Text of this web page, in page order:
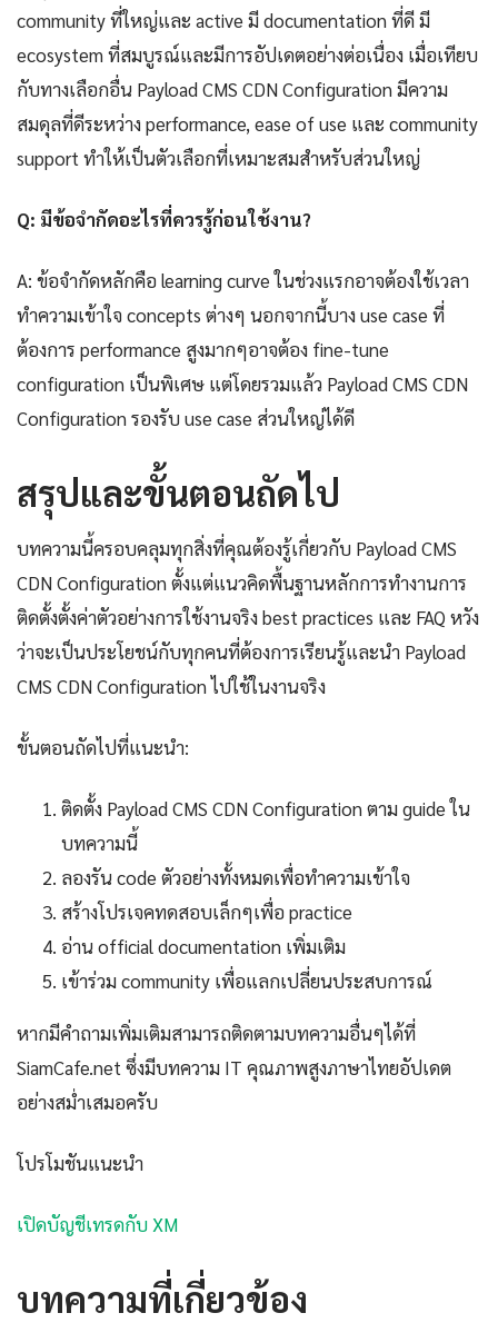
community ที่ใหญ่และ active มี documentation ที่ดี มี
ecosystem ที่สมบูรณ์และมีการอัปเดตอย่างต่อเนื่อง เมื่อเทียบ
กับทางเลือกอื่น Payload CMS CDN Configuration มีความ
สมดุลที่ดีระหว่าง performance, ease of use และ community
support ทำให้เป็นตัวเลือกที่เหมาะสมสำหรับส่วนใหญ่
Q: มีข้อจำกัดอะไรที่ควรรู้ก่อนใช้งาน?
A: ข้อจำกัดหลักคือ learning curve ในช่วงแรกอาจต้องใช้เวลา
ทำความเข้าใจ concepts ต่างๆ นอกจากนี้บาง use case ที่
ต้องการ performance สูงมากๆอาจต้อง fine-tune
configuration เป็นพิเศษ แต่โดยรวมแล้ว Payload CMS CDN
Configuration รองรับ use case ส่วนใหญ่ได้ดี
สรุปและขั้นตอนถัดไป
บทความนี้ครอบคลุมทุกสิ่งที่คุณต้องรู้เกี่ยวกับ Payload CMS
CDN Configuration ตั้งแต่แนวคิดพื้นฐานหลักการทำงานการ
ติดตั้งตั้งค่าตัวอย่างการใช้งานจริง best practices และ FAQ หวัง
ว่าจะเป็นประโยชน์กับทุกคนที่ต้องการเรียนรู้และนำ Payload
CMS CDN Configuration ไปใช้ในงานจริง
ขั้นตอนถัดไปที่แนะนำ:
ติดตั้ง Payload CMS CDN Configuration ตาม guide ใน
บทความนี้
ลองรัน code ตัวอย่างทั้งหมดเพื่อทำความเข้าใจ
สร้างโปรเจคทดสอบเล็กๆเพื่อ practice
อ่าน official documentation เพิ่มเติม
เข้าร่วม community เพื่อแลกเปลี่ยนประสบการณ์
หากมีคำถามเพิ่มเติมสามารถติดตามบทความอื่นๆได้ที่
SiamCafe.net ซึ่งมีบทความ IT คุณภาพสูงภาษาไทยอัปเดต
อย่างสม่ำเสมอครับ
โปรโมชันแนะนำ
เปิดบัญชีเทรดกับ XM
บทความที่เกี่ยวข้อง